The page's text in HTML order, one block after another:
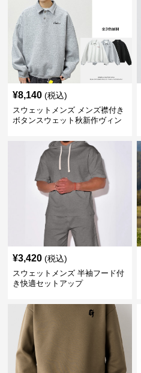
¥8,140 (税込)
スウェットメンズ メンズ襟付き
ボタンスウェット秋新作ヴィン
¥3,420 (税込)
スウェットメンズ 半袖フード付
き快適セットアップ